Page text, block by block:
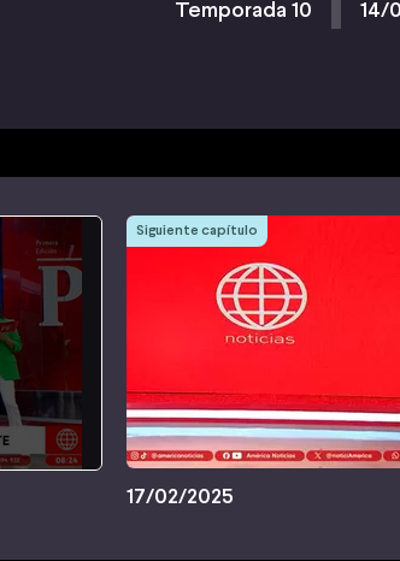
Temporada 10 14/
Siguiente capítulo
17/02/2025